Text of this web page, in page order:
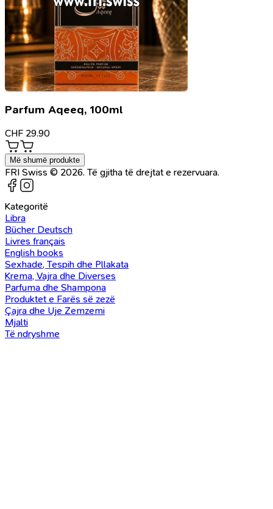
Parfum Aqeeq, 100ml
CHF 29.90
Më shumë produkte
FRI Swiss © 2026. Të gjitha të drejtat e rezervuara.
Kategoritë
Libra
Bücher Deutsch
Livres français
English books
Sexhade, Tespih dhe Pllakata
Krema, Vajra dhe Diverses
Parfuma dhe Shampona
Produktet e Farës së zezë
Çajra dhe Uje Zemzemi
Mjalti
Të ndryshme